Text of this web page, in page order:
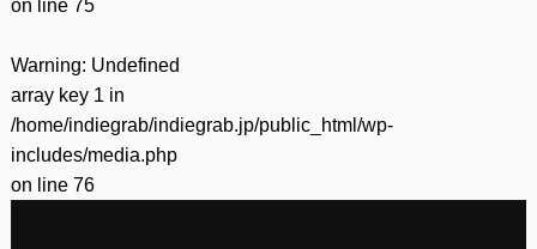
on line 75
Warning: Undefined
array key 1 in
/home/indiegrab/indiegrab.jp/public_html/wp-
includes/media.php
on line 76